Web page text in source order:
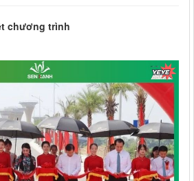
chương trình